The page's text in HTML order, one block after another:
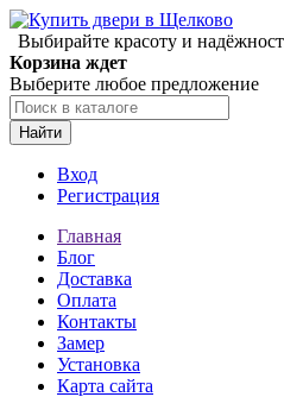
Выбирайте красоту и
Корзина ждет
Выберите любое предложение
Найти
Вход
Регистрация
Главная
Блог
Доставка
Оплата
Контакты
Замер
Установка
Карта сайта